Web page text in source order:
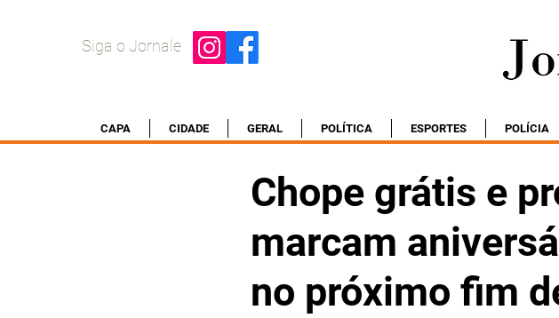
Siga o Jornale
CAPA CIDADE GERAL POLÍTICA ESPORTES POLÍCIA
Chope grátis e
marcam
no próximo fim